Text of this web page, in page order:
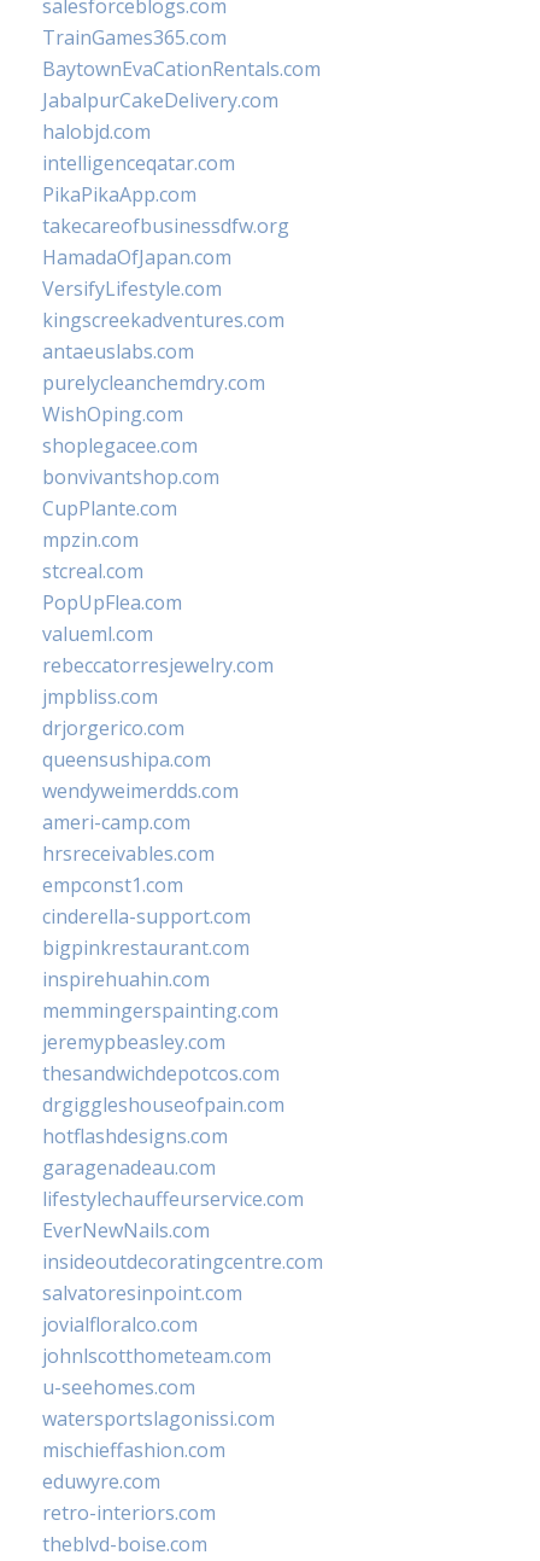
salesforceblogs.com
TrainGames365.com
BaytownEvaCationRentals.com
JabalpurCakeDelivery.com
halobjd.com
intelligenceqatar.com
PikaPikaApp.com
takecareofbusinessdfw.org
HamadaOfJapan.com
VersifyLifestyle.com
kingscreekadventures.com
antaeuslabs.com
purelycleanchemdry.com
WishOping.com
shoplegacee.com
bonvivantshop.com
CupPlante.com
mpzin.com
stcreal.com
PopUpFlea.com
valueml.com
rebeccatorresjewelry.com
jmpbliss.com
drjorgerico.com
queensushipa.com
wendyweimerdds.com
ameri-camp.com
hrsreceivables.com
empconst1.com
cinderella-support.com
bigpinkrestaurant.com
inspirehuahin.com
memmingerspainting.com
jeremypbeasley.com
thesandwichdepotcos.com
drgiggleshouseofpain.com
hotflashdesigns.com
garagenadeau.com
lifestylechauffeurservice.com
EverNewNails.com
insideoutdecoratingcentre.com
salvatoresinpoint.com
jovialfloralco.com
johnlscotthometeam.com
u-seehomes.com
watersportslagonissi.com
mischieffashion.com
eduwyre.com
retro-interiors.com
theblvd-boise.com